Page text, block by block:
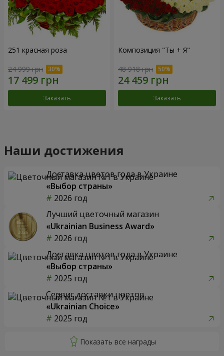
251 красная роза
24 999 грн
Заказать
Композиция "Ты + Я"
48 918 грн
Заказать
Наши достижения
Доставка цветов года в Украине
«Выбор страны»
2026 год
Лучший цветочный магазин
«Ukrainian Business Award»
2026 год
Доставка цветов года в Украине
«Выбор страны»
2025 год
Сервис доставки цветов
«Ukrainian Choice»
2025 год